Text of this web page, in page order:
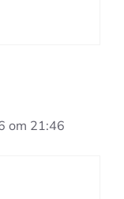
om 21:46